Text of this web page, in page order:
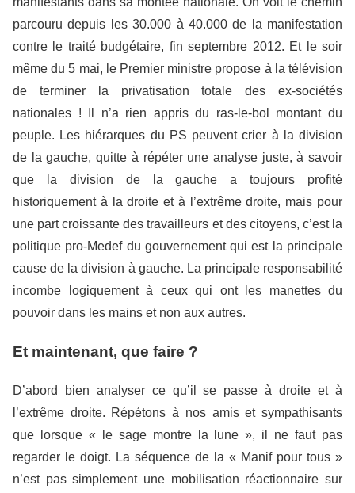
parcouru depuis les 30.000 à 40.000 de la manifestation
contre le traité budgétaire, fin septembre 2012. Et le soir
même du 5 mai, le Premier ministre propose à la télévision
de terminer la privatisation totale des ex-sociétés
nationales ! Il n’a rien appris du ras-le-bol montant du
peuple. Les hiérarques du PS peuvent crier à la division
de la gauche, quitte à répéter une analyse juste, à savoir
que la division de la gauche a toujours profité
historiquement à la droite et à l’extrême droite, mais pour
une part croissante des travailleurs et des citoyens, c’est la
politique pro-Medef du gouvernement qui est la principale
cause de la division à gauche. La principale responsabilité
incombe logiquement à ceux qui ont les manettes du
pouvoir dans les mains et non aux autres.
Et maintenant, que faire ?
D’abord bien analyser ce qu’il se passe à droite et à
l’extrême droite. Répétons à nos amis et sympathisants
que lorsque « le sage montre la lune », il ne faut pas
regarder le doigt. La séquence de la « Manif pour tous »
n’est pas simplement une mobilisation réactionnaire sur